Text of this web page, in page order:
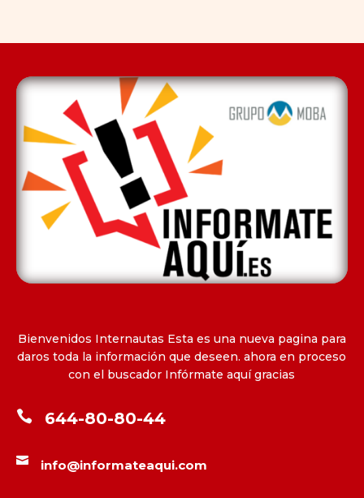
Bienvenidos Internautas Esta es una nueva pagina para
daros toda la información que deseen. ahora en proceso
con el buscador Infórmate aquí gracias
 644-80-80-44
 info@informateaqui.com